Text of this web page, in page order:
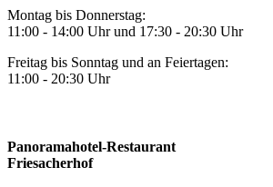
Montag bis Donnerstag:
11:00 - 14:00 Uhr und 17:30 - 20:30 Uhr
Freitag bis Sonntag und an Feiertagen:
11:00 - 20:30 Uhr
Panoramahotel-Restaurant
Friesacherhof